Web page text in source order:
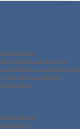
durch Sport
Pro Gesundheit